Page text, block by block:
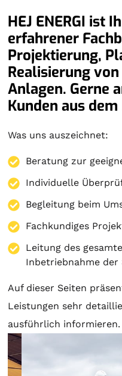
HEJ ENERGI ist
erfahrener
Projektierung,
Realisierung
Anlagen. Gerne
Kunden aus
Was uns auszeichnet:
Beratung zur
Individuelle
Begleitung beim
Fachkundiges
Leitung des
Inbetriebnahme der
Auf dieser Seiten
Leistungen sehr
ausführlich informieren.